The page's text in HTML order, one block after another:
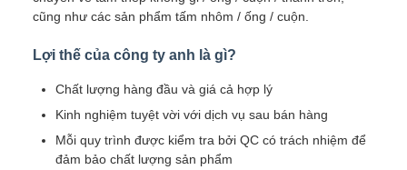
cũng như các sản phẩm tấm nhôm / ống / cuộn.
Lợi thế của công ty anh là gì?
Chất lượng hàng đầu và giá cả hợp lý
Kinh nghiệm tuyệt vời với dịch vụ sau bán hàng
Mỗi quy trình được kiểm tra bởi QC có trách nhiệm để
đảm bảo chất lượng sản phẩm